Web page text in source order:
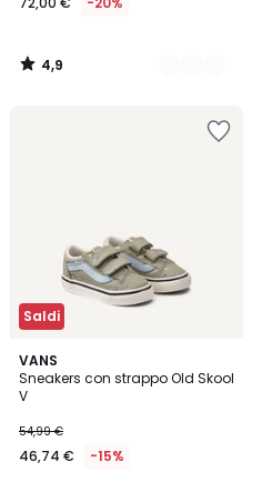
4,9
/
Saldi
VANS
Sneakers con strappo Old Skool
V
54,99 €
46,74 € -15%